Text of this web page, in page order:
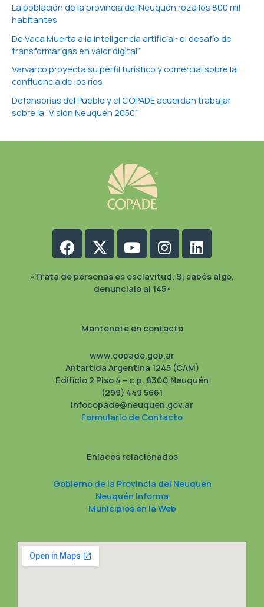
La población de la provincia del Neuquén roza los 800 mil
habitantes
De Vaca Muerta a la inteligencia artificial: el desafío de
transformar gas en valor digital”
Varvarco proyecta su perfil turístico y comercial sobre la
confluencia de los ríos
Defensorías del Pueblo y el COPADE acuerdan trabajar
sobre la “Visión Neuquén 2050”
Facebook
X-
twitter
YoutubeInstagram
Linkedin
«Trata de personas es esclavitud. Si sabés algo,
denuncialo al 145»
Mantenete en contacto
www.copade.gob.ar
Antartida Argentina 1245 (CAM)
Edificio 2 Piso 4 – c.p. 8300 Neuquén
(299) 449 5661
infocopade@neuquen.gov.ar
Formulario de Contacto
Enlaces relacionados
Gobierno de la Provincia del Neuquén
Neuquén Informa
Municipios en la Web